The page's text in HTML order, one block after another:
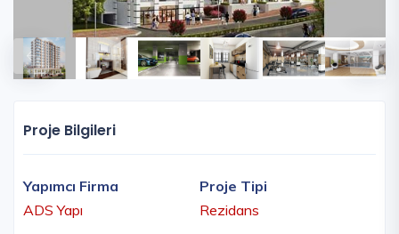
Proje Bilgileri
Yapımcı Firma
ADS Yapı
Proje Tipi
Rezidans